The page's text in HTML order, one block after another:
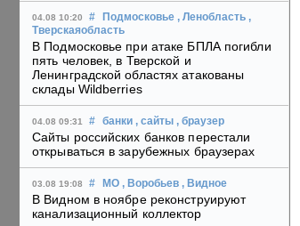
04.08 10:20 # Подмосковье , Ленобласть ,
Тверскаяобласть
В Подмосковье при атаке БПЛА погибли
пять человек, в Тверской и
Ленинградской областях атакованы
склады Wildberries
04.08 09:31 # банки , сайты , браузер
Сайты российских банков перестали
открываться в зарубежных браузерах
03.08 19:08 # МО , Воробьев , Видное
В Видном в ноябре реконструируют
канализационный коллектор